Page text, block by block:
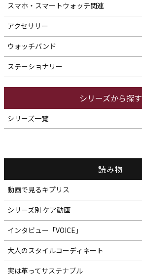
スマホ・スマートウォッチ関連
アクセサリー
ウォッチバンド
ステーショナリー
シリーズから探す
シリーズ一覧
読み物
動画で見るキプリス
シリーズ別 ケア動画
インタビュー「VOICE」
大人のスタイルコーディネート
実は革ってサステナブル